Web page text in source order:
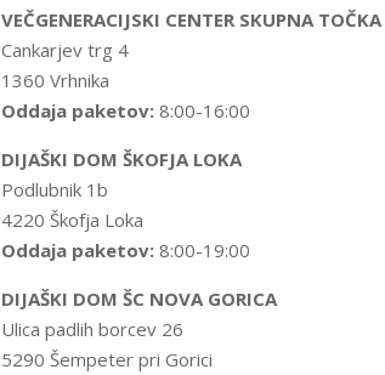
VEČGENERACIJSKI CENTER SKUPNA
Cankarjev trg 4
1360 Vrhnika
Oddaja paketov: 8:00-16:00
DIJAŠKI DOM ŠKOFJA LOKA
Podlubnik 1b
4220 Škofja Loka
Oddaja paketov: 8:00-19:00
DIJAŠKI DOM ŠC NOVA GORICA
Ulica padlih borcev 26
5290 Šempeter pri Gorici